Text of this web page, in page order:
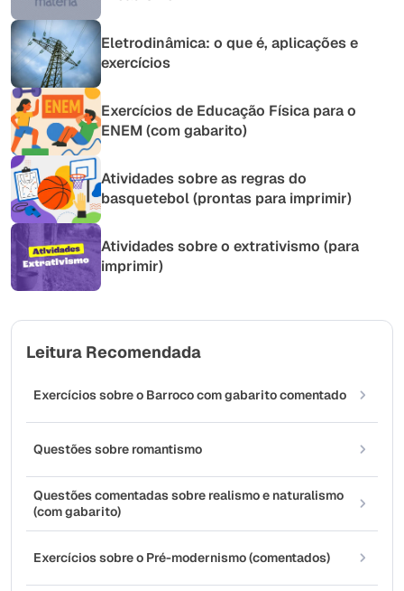
Eletrodinâmica: o que é, aplicações e
exercícios
Exercícios de Educação Física para o
ENEM (com gabarito)
Atividades sobre as regras do
basquetebol (prontas para imprimir)
Atividades sobre o extrativismo (para
imprimir)
Leitura Recomendada
Exercícios sobre o Barroco com gabarito comentado
Questões sobre romantismo
Questões comentadas sobre realismo e naturalismo
(com gabarito)
Exercícios sobre o Pré-modernismo (comentados)